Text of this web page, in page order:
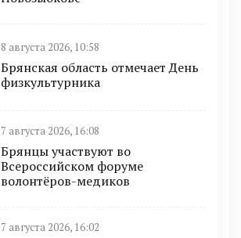
8 августа 2026, 10:58
Брянская область отмечает День
физкультурника
7 августа 2026, 16:08
Брянцы участвуют во
Всероссийском форуме
волонтёров-медиков
7 августа 2026, 16:02